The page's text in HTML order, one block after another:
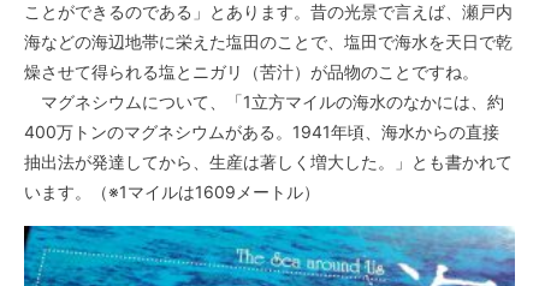
ことができるのである」とあります。昔の光景で言えば、瀬戸内
海などの海辺地帯に栄えた塩田のことで、塩田で海水を天日で乾
燥させて得られる塩とニガリ（苦汁）が品物のことですね。
マグネシウムについて、「1立方マイルの海水のなかには、約
400万トンのマグネシウムがある。1941年頃、海水からの直接
抽出法が発達してから、生産は著しく増大した。」とも書かれて
います。（※1マイルは1609メートル）